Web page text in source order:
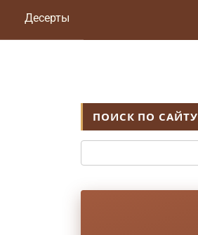
Десерты
ПОИСК ПО САЙТУ